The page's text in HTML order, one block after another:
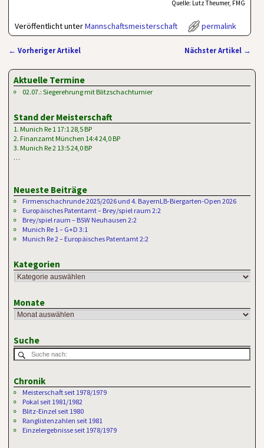
Quelle: Lutz Theumer, FMG
Veröffentlicht unterMannschaftsmeisterschaft permalink
← Vorheriger Artikel Nächster Artikel →
Aktuelle Termine
02.07.: Siegerehrung mit Blitzschachturnier
Stand der Meisterschaft
1. Munich Re 1 17:1 28,5 BP
2. Finanzamt München 14:4 24,0 BP
3. Munich Re 2 13:5 24,0 BP
…
Neueste Beiträge
Firmenschachrunde 2025/2026 und 4. BayernLB-Biergarten-Open 2026
Europäisches Patentamt – Brey/spiel raum 2:2
Brey/spiel raum – BSW Neuhausen 2:2
Munich Re 1 – G+D 3:1
Munich Re 2 – Europäisches Patentamt 2:2
Kategorien
Monate
Suche
Chronik
Meisterschaft seit 1978/1979
Pokal seit 1981/1982
Blitz-Einzel seit 1980
Ranglistenzahlen seit 1981
Einzelergebnisse seit 1978/1979